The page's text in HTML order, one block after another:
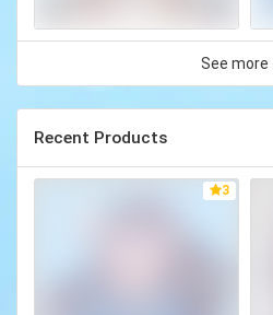
See more
Recent Products
3